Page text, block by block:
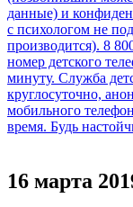
16 марта